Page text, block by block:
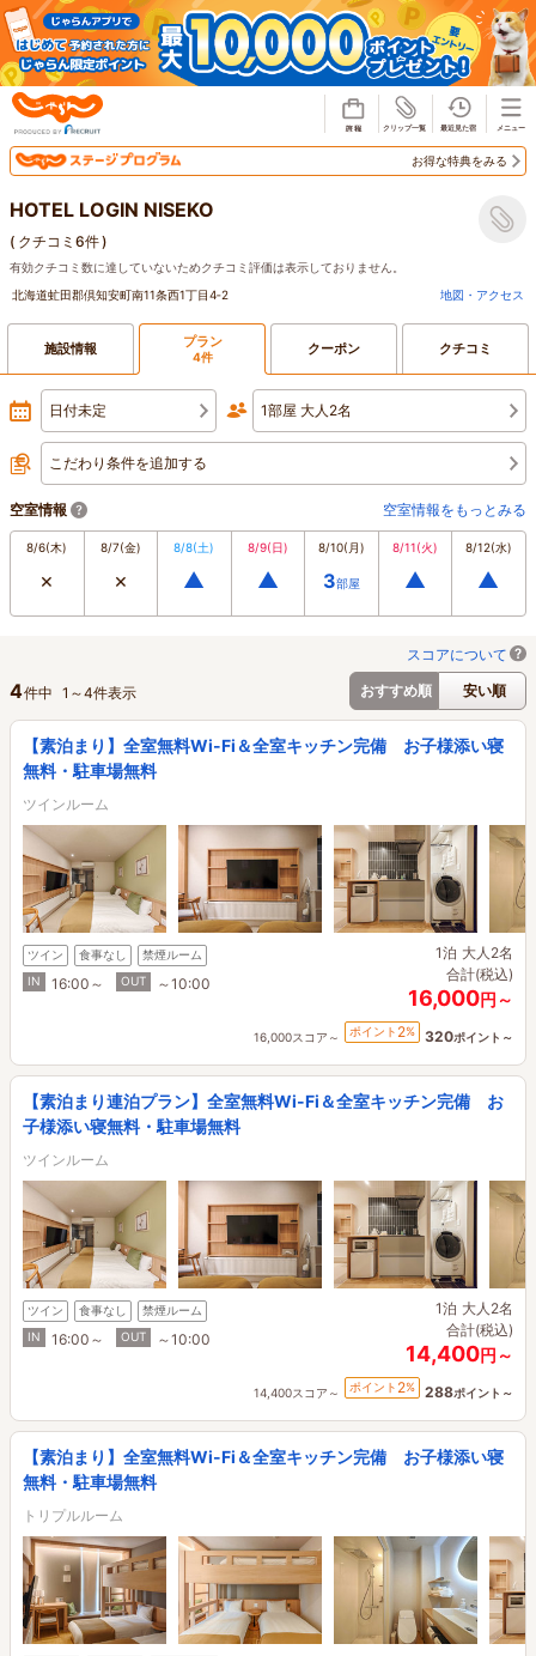
お得な特典をみる
HOTEL LOGIN NISEKO
( クチコミ6件)
有効クチコミ数に達していないためクチコミ評価は表示しておりません。
北海道虻田郡倶知安町南11条西1丁目4‐2
地図・アクセス
施設情報 プラン
4件 クーポン クチコミ
日付未定 1部屋 大人2名
こだわり条件を追加する
空室情報 空室情報をもっとみる
8/6(木)
×
8/7(金)
×
8/8(土)
▲
8/9(日)
▲
8/10(月)
3部屋
8/11(火)
▲
8/12(水)
▲
スコアについて
おすすめ順
安い順
4件中 1 ～4件表示
【素泊まり】全室無料Wi-Fi＆全室キッチン完備 お子様添い寝
無料・駐車場無料
ツインルーム
ツイン 食事なし
禁煙ルーム
IN
16:00～ OUT ～10:00
1泊 大人2名
合計(税込)
16,000円～
16,000スコア～ ポイント 2% 320ポイント～
【素泊まり連泊プラン】全室無料Wi-Fi＆全室キッチン完備 お
子様添い寝無料・駐車場無料
ツインルーム
ツイン 食事なし
禁煙ルーム
IN
16:00～ OUT ～10:00
1泊 大人2名
合計(税込)
14,400円～
14,400スコア～ ポイント 2% 288ポイント～
【素泊まり】全室無料Wi-Fi＆全室キッチン完備 お子様添い寝
無料・駐車場無料
トリプルルーム